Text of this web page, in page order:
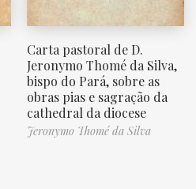
Carta pastoral de D.
Jeronymo Thomé da Silva,
bispo do Pará, sobre as
obras pias e sagração da
cathedral da diocese
Jeronymo Thomé da Silva